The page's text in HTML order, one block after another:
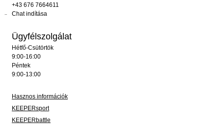
+43 676 7664611
Chat indítása
Ügyfélszolgálat
Hétfő-Csütörtök
9:00-16:00
Péntek
9:00-13:00
Hasznos információk
KEEPERsport
KEEPERbattle